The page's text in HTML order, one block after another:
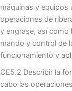
máquinas y equipos
operaciones de
y engrase, así como
mando y control de
funcionamiento y
CE5.2 Describir la
cabo las